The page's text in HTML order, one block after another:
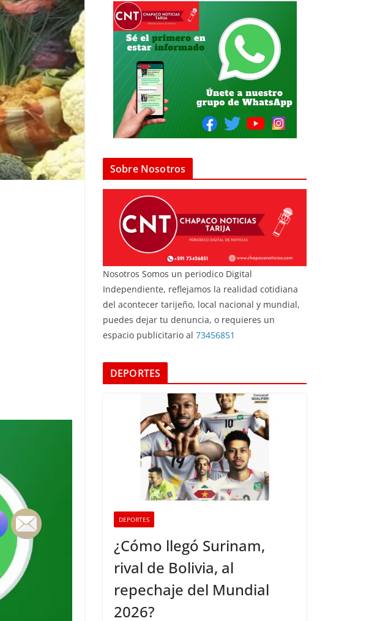
Sobre Nosotros
Nosotros Somos un periodico Digital
Independiente, reflejamos la realidad cotidiana
del acontecer tarijeño, local nacional y mundial,
puedes dejar tu denuncia, o requieres un
espacio publicitario al 73456851
DEPORTES
DEPORTES
¿Cómo llegó Surinam,
rival de Bolivia, al
repechaje del Mundial
2026?